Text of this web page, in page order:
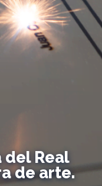
del Real
de arte.